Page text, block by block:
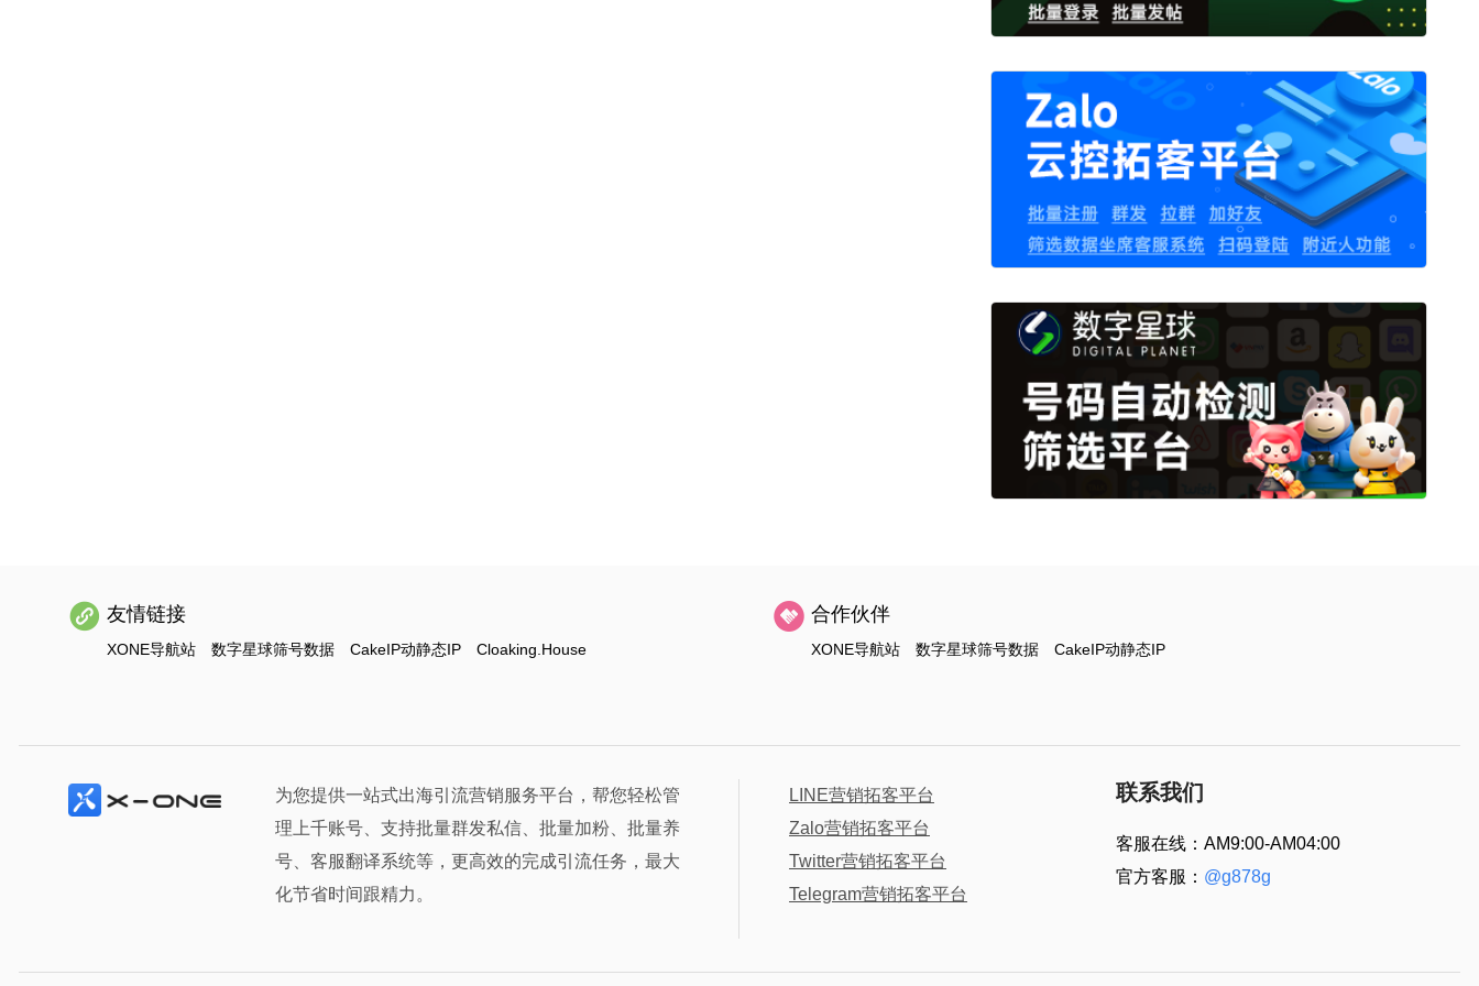
友情链接
XONE导航站 数字星球筛号数据 CakeIP动静态IP Cloaking.House
合作伙伴
XONE导航站 数字星球筛号数据 CakeIP动静态IP
为您提供一站式出海引流营销服务平台，帮您轻松管
理上千账号、支持批量群发私信、批量加粉、批量养
号、客服翻译系统等，更高效的完成引流任务，最大
化节省时间跟精力。
LINE营销拓客平台
Zalo营销拓客平台
Twitter营销拓客平台
Telegram营销拓客平台
联系我们
客服在线：AM9:00-AM04:00
官方客服： @g878g